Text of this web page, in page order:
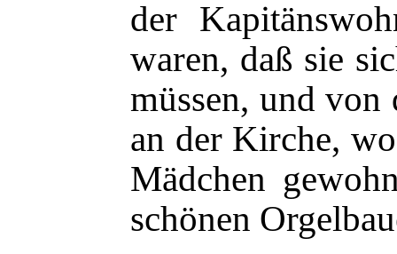
der
waren, daß sie
müssen, und
an der Kirche,
Mädchen
schönen